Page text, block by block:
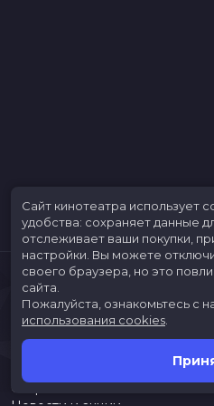
Скоро в кино
Сайт кинотеатра использует
удобства: сохраняет данные
отслеживает ваши покупки,
настройки. Вы можете
своего браузера, но это
сайта.
Пожалуйста, ознакомьтесь с
использования cookies